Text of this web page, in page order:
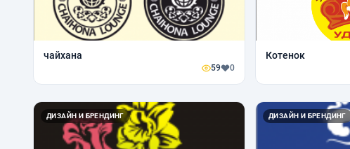
чайхана
59 0
Котенок
ДИЗАЙН И БРЕНДИНГ ДИЗАЙН И БРЕНДИНГ